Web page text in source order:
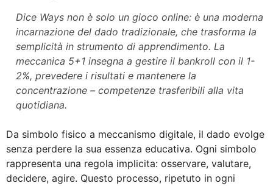
Dice Ways non è solo un gioco online: è una moderna
incarnazione del dado tradizionale, che trasforma la
semplicità in strumento di apprendimento. La
meccanica 5+1 insegna a gestire il bankroll con il 1-
2%, prevedere i risultati e mantenere la
concentrazione – competenze trasferibili alla vita
quotidiana.
Da simbolo fisico a meccanismo digitale, il dado evolge
senza perdere la sua essenza educativa. Ogni simbolo
rappresenta una regola implicita: osservare, valutare,
decidere, agire. Questo processo, ripetuto in ogni